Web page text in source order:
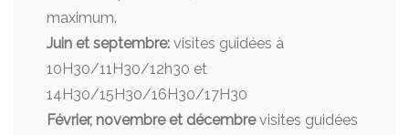
maximum.
Juin et septembre: visites guidées à
10H30/11H30/12h30 et
14H30/15H30/16H30/17H30
Février, novembre et décembrevisites guidées